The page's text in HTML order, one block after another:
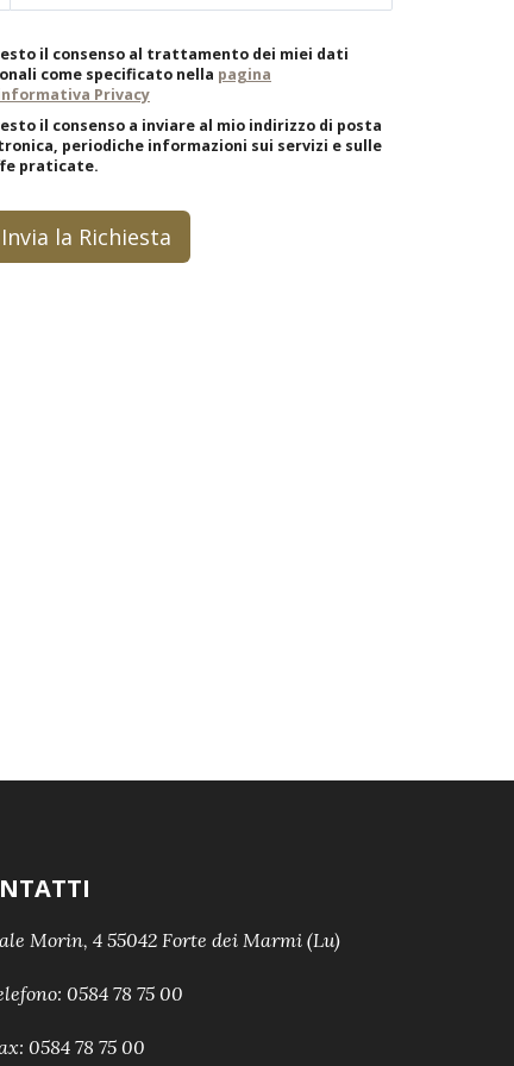
il consenso al trattamento dei miei dati
come specificato nella pagina
Privacy
il consenso a inviare al mio indirizzo di posta
periodiche informazioni sui servizi e sulle
praticate.
Invia la Richiesta
Morin, 4 55042 Forte dei Marmi (Lu)
0584 78 75 00
0584 78 75 00